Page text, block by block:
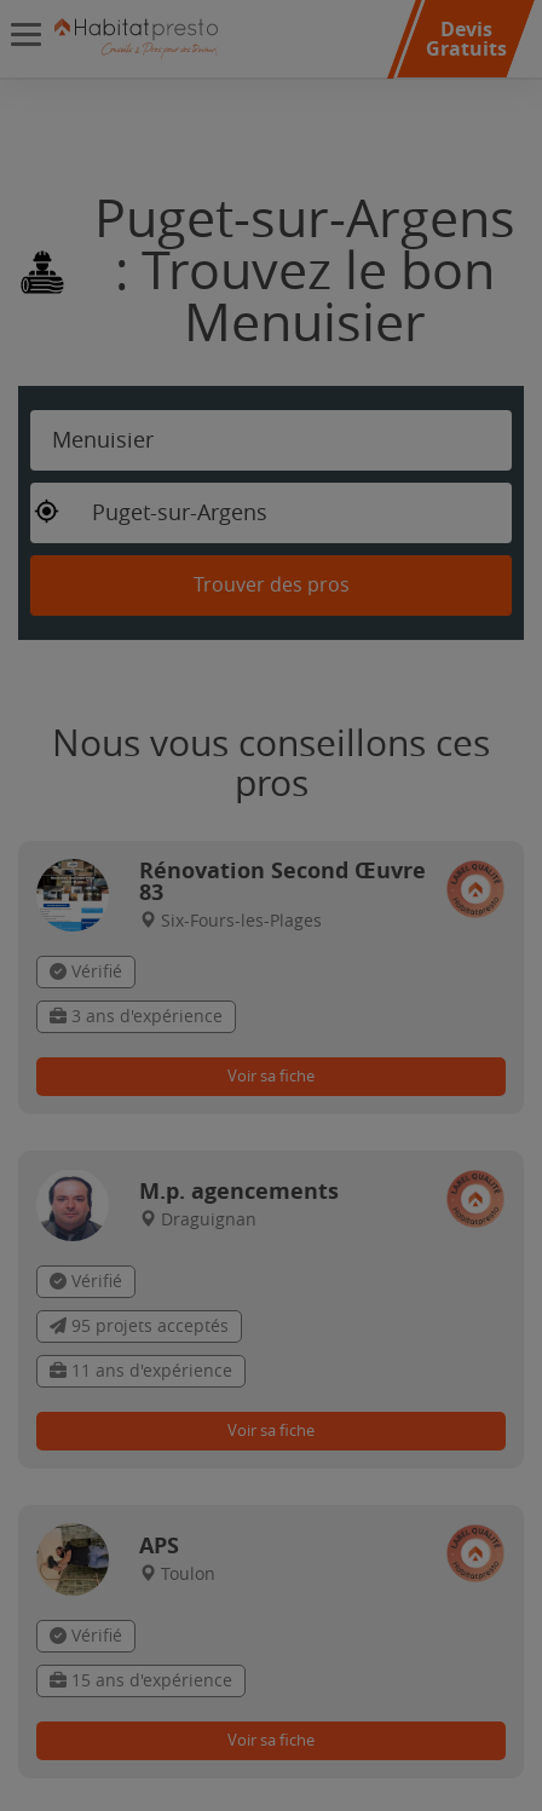
Devis
Gratuits
Puget-sur-Argens
: Trouvez le bon
Menuisier
Menuisier
Puget-sur-Argens
Trouver des pros
Nous vous conseillons ces
pros
Rénovation Second Œuvre
83
Six-Fours-les-Plages
Vérifié
3 ans d'expérience
Voir sa fiche
M.p. agencements
Draguignan
Vérifié
95 projets acceptés
11 ans d'expérience
Voir sa fiche
APS
Toulon
Vérifié
15 ans d'expérience
Voir sa fiche